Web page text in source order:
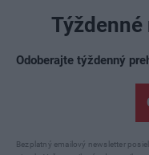
Odoberajte týždenný
Bezplatný emailový newsletter